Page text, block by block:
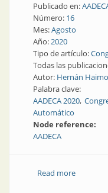
Publicado en:
Número: 16
Mes:Agosto
Año:2020
Tipo de artículo:
Todas las
Autor: Hernán
Palabra clave:
AADECA 2020
Automático
Node reference:
AADECA
Read moreabout